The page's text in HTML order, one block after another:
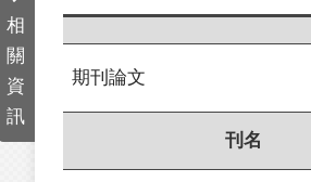
相
關
資
訊
期刊論文
刊名